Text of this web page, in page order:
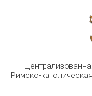
Римско-